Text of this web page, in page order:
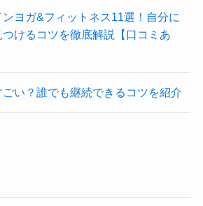
ヨガ&フィットネス11選！自分に
けるコツを徹底解説【口コミあ
い？誰でも継続できるコツを紹介